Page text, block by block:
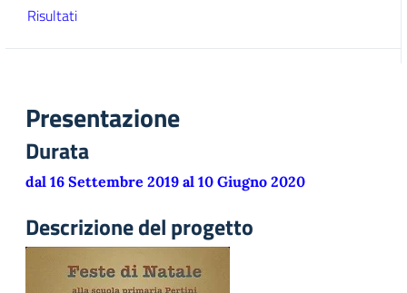
Risultati
Presentazione
Durata
dal 16 Settembre 2019 al 10 Giugno 2020
Descrizione del progetto